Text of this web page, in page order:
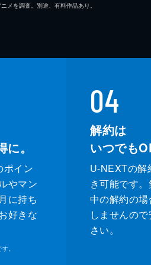
を調査。別途、有料作品あり。
。
ポイン
やマン
に持ち
好きな
。
04
解約は
いつでも
U-NEXTの解
き可能です
中の解約の
しませんの
さい。